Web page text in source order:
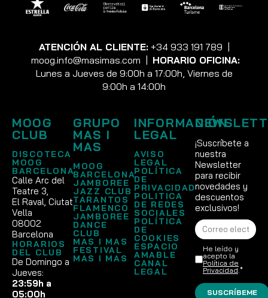
ATENCIÓN AL CLIENTE: +34 933 191 789 |
moog.info@masimas.com | HORARIO OFICINA:
Lunes a Jueves de 9:00h a 17:00h, Viernes de
9:00h a 14:00h
MOOG
CLUB
DISCOTECA
MOOG
BARCELONA
Calle Arc del
Teatre 3,
El Raval, Ciutat
Vella
08002
Barcelona
HORARIOS
DEL CLUB
De Domingo a
Jueves:
23:59h a
05:00h
GRUPO
MAS I
MAS
MOOG
BARCELONA
JAMBOREE
JAZZ CLUB
TARANTOS
FLAMENCO
JAMBOREE
DANCE
CLUB
MAS I MAS
FESTIVAL
MAS I MAS
INFORMACIÓN
LEGAL
AVISO
LEGAL
POLÍTICA
DE
PRIVACIDAD
POLITICA
DE REDES
SOCIALES
POLÍTICA
DE
COOKIES
ESPACIO
AMABLE
CANAL
LEGAL
¡Suscríbete a
nuestra
Newsletter
para recibir
novedades y
descuentos
exclusivos!
He leído y
acepto la
Política de
Privacidad .*
SUSCRÍBEME